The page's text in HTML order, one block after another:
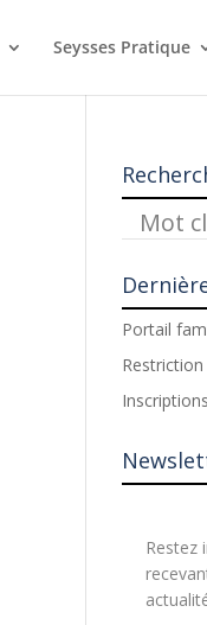
Seysses Pratique
Portail
Restriction
Restez